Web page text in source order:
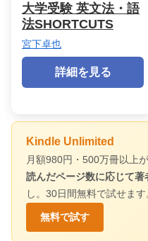
大学受験 英文法・語
法SHORTCUTS
宮下卓也
詳細を見る
Kindle Unlimited
月額980円・500万冊以上が
読んだページ数に応じて著
し。30日間無料で試せます
無料で試す